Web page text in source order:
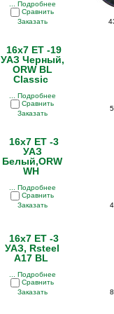
... Подробнее
Сравнить
Заказать
16x7 ET -19
УАЗ Черный,
ORW BL
Classic
... Подробнее
Сравнить
Заказать
16x7 ET -3
УАЗ
Белый,ORW
WH
... Подробнее
Сравнить
Заказать
16x7 ET -3
УАЗ, Rsteel
A17 BL
... Подробнее
Сравнить
Заказать